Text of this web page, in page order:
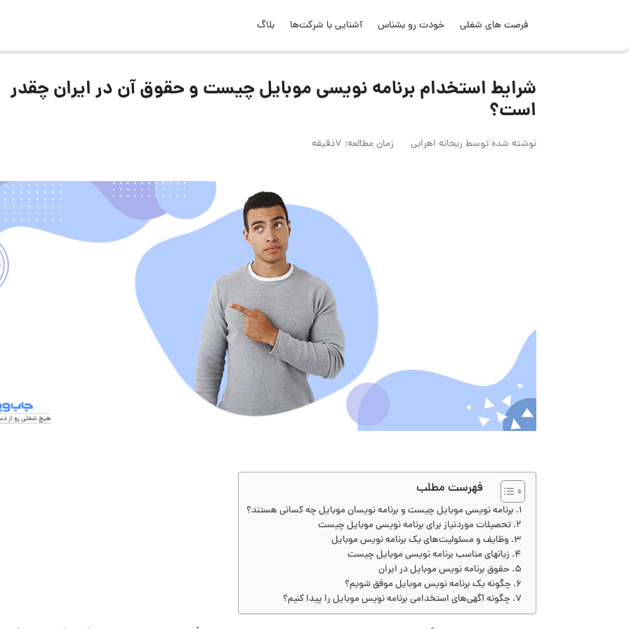
فرصت های شغلی خودت رو بشناس آشنایی با شرکت‌ها بلاگ
شرایط استخدام برنامه نویسی موبایل چیست و حقوق آن در ایران چقدر
است؟
نوشته شده توسط ریحانه اهرابی زمان مطالعه: 7دقیقه
فهرست مطلب
برنامه نویسی موبایل چیست و برنامه نویسان موبایل چه کسانی هستند؟
تحصیلات موردنیاز برای برنامه نویسی موبایل چیست
وظایف و مسئولیت‌های یک برنامه نویس موبایل
زبانهای مناسب برنامه نویسی موبایل چیست
حقوق برنامه نویس موبایل در ایران
چگونه یک برنامه نویس موبایل موفق شویم؟
چگونه آگهی‌های استخدامی برنامه نویس موبایل را پیدا کنیم؟